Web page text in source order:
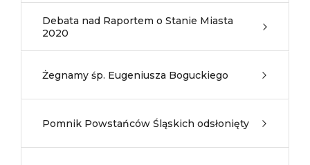
Debata nad Raportem o Stanie Miasta
2020
Żegnamy śp. Eugeniusza Boguckiego
Pomnik Powstańców Śląskich odsłonięty